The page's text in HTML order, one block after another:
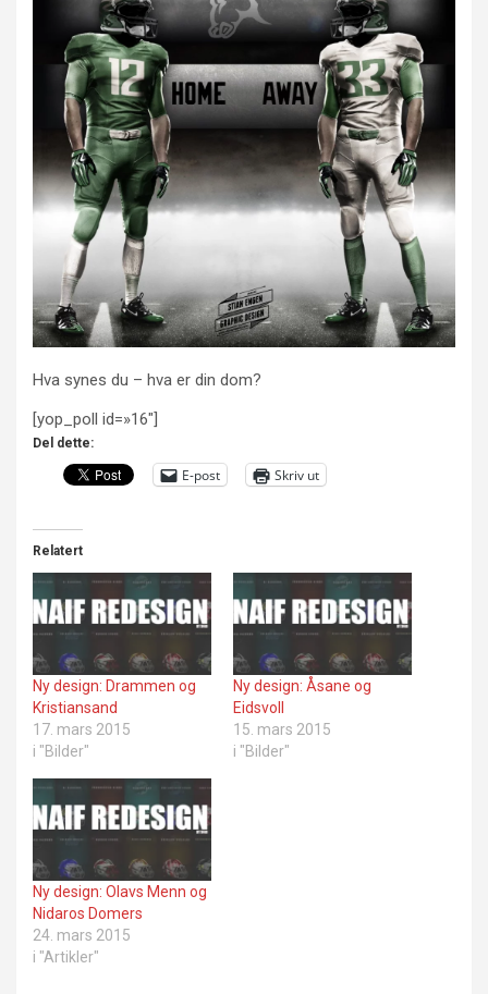
Hva synes du – hva er din dom?
[yop_poll id=»16″]
Del dette:
E-post Skriv ut
Relatert
Ny design: Drammen og
Kristiansand
17. mars 2015
i "Bilder"
Ny design: Åsane og
Eidsvoll
15. mars 2015
i "Bilder"
Ny design: Olavs Menn og
Nidaros Domers
24. mars 2015
i "Artikler"